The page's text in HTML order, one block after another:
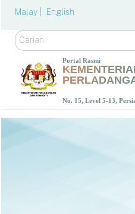
Malay | English
Carian
Portal Rasmi
No. 15, Level 5-13,